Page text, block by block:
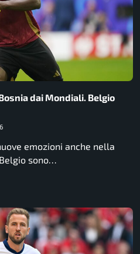
dai Mondiali. Belgio
emozioni anche nella
sono…